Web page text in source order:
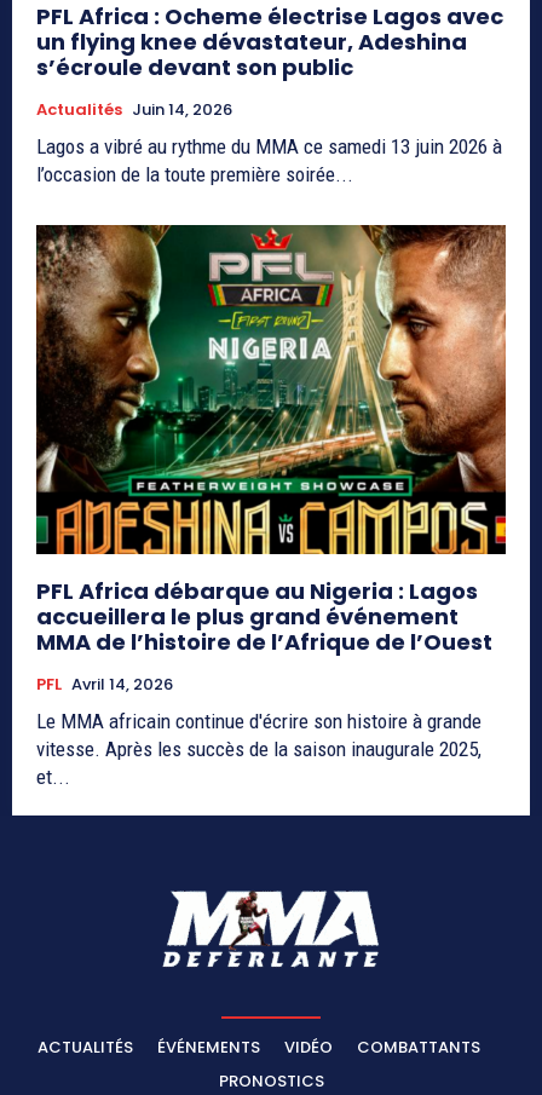
PFL Africa : Ocheme électrise Lagos avec
un flying knee dévastateur, Adeshina
s’écroule devant son public
Actualités Juin 14, 2026
Lagos a vibré au rythme du MMA ce samedi 13 juin 2026 à
l’occasion de la toute première soirée...
PFL Africa débarque au Nigeria : Lagos
accueillera le plus grand événement
MMA de l’histoire de l’Afrique de l’Ouest
PFL Avril 14, 2026
Le MMA africain continue d'écrire son histoire à grande
vitesse. Après les succès de la saison inaugurale 2025,
et...
ACTUALITÉS ÉVÉNEMENTS VIDÉO
COMBATTANTS
PRONOSTICS